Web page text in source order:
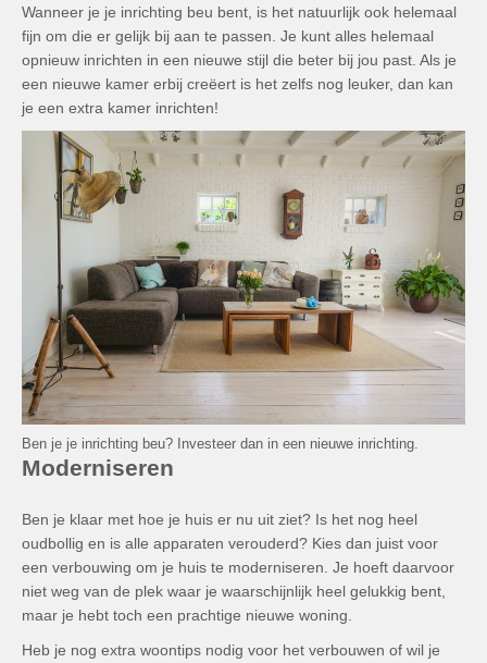
Wanneer je je inrichting beu bent, is het natuurlijk ook helemaal
fijn om die er gelijk bij aan te passen. Je kunt alles helemaal
opnieuw inrichten in een nieuwe stijl die beter bij jou past. Als je
een nieuwe kamer erbij creëert is het zelfs nog leuker, dan kan
je een extra kamer inrichten!
Ben je je inrichting beu? Investeer dan in een nieuwe inrichting.
Moderniseren
Ben je klaar met hoe je huis er nu uit ziet? Is het nog heel
oudbollig en is alle apparaten verouderd? Kies dan juist voor
een verbouwing om je huis te moderniseren. Je hoeft daarvoor
niet weg van de plek waar je waarschijnlijk heel gelukkig bent,
maar je hebt toch een prachtige nieuwe woning.
Heb je nog extra woontips nodig voor het verbouwen of wil je